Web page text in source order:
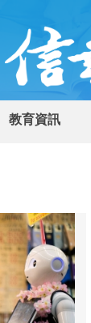
教育資訊